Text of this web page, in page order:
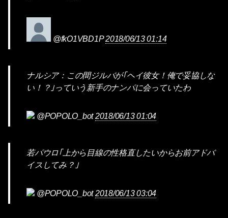
@fkO1VBD1P2018/06/13 01:14
ナルシア：この間ジルバが｢ヘイ彼女！俺で妥協しな
い！？｣っていう新手のナンパに会っていたわ
@POPOLO_bot2018/06/13 01:04
若パウロ｢上から目線の性格直したいからお前アドバ
イスしてみ？｣
@POPOLO_bot2018/06/13 03:04